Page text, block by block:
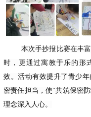
本次手抄报比赛在丰
时，更通过寓教于乐的形
效。活动有效提升了青少
密责任担当，使"共筑保密
理念深入人心。